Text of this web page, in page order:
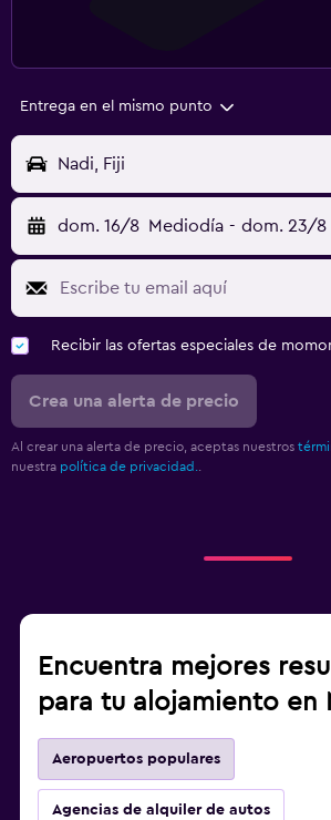
Entrega en el mismo punto
Nadi, Fiji
dom. 16/8 Mediodía - dom. 23/8
Recibir las ofertas especiales de
Crea una alerta de precio
Al crear una alerta de precio, aceptas nuestros
nuestra política de privacidad..
Encuentra mejores
para tu alojamiento en
Aeropuertos populares
Agencias de alquiler de autos